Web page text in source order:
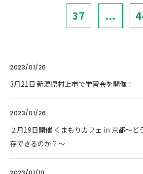
37 ...
2023/01/26
3月21日 新潟県村上市で学習会を開催！
2023/01/26
２月19日開催 くまもりカフェ in 京都～ど
存できるのか？～